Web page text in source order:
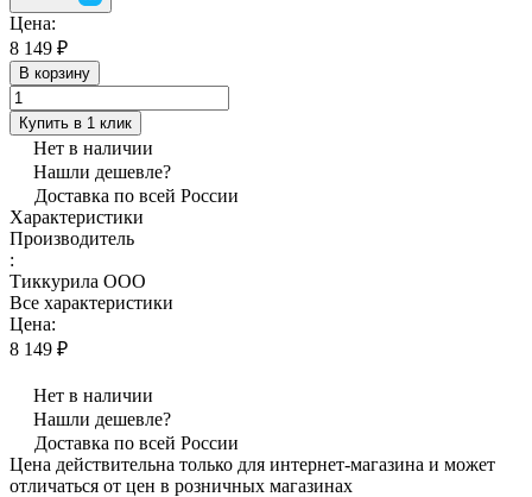
Цена:
8 149 ₽
В корзину
Купить в 1 клик
Нет в наличии
Нашли дешевле?
Доставка по всей России
Характеристики
Производитель
:
Тиккурила ООО
Все характеристики
Цена:
8 149 ₽
Нет в наличии
Нашли дешевле?
Доставка по всей России
Цена действительна только для интернет-магазина и может
отличаться от цен в розничных магазинах